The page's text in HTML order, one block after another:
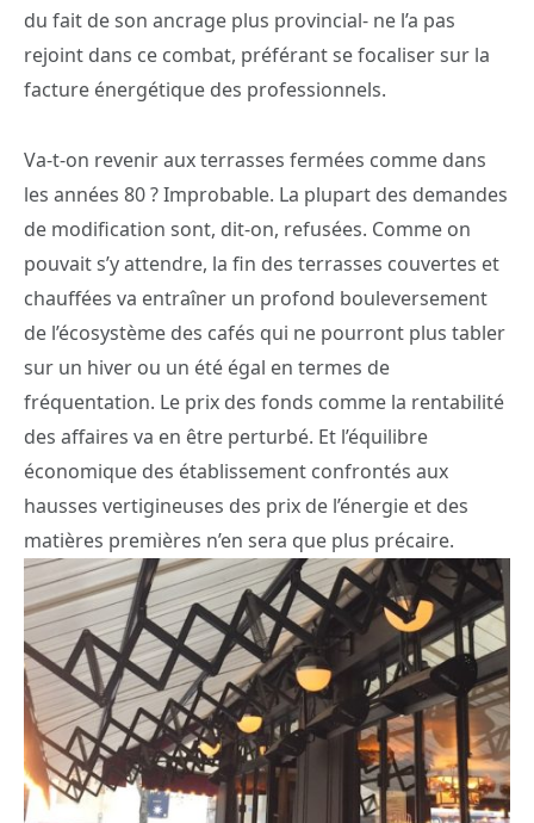
du fait de son ancrage plus provincial- ne l’a pas
rejoint dans ce combat, préférant se focaliser sur la
facture énergétique des professionnels.
Va-t-on revenir aux terrasses fermées comme dans
les années 80 ? Improbable. La plupart des demandes
de modification sont, dit-on, refusées. Comme on
pouvait s’y attendre, la fin des terrasses couvertes et
chauffées va entraîner un profond bouleversement
de l’écosystème des cafés qui ne pourront plus tabler
sur un hiver ou un été égal en termes de
fréquentation. Le prix des fonds comme la rentabilité
des affaires va en être perturbé. Et l’équilibre
économique des établissement confrontés aux
hausses vertigineuses des prix de l’énergie et des
matières premières n’en sera que plus précaire.